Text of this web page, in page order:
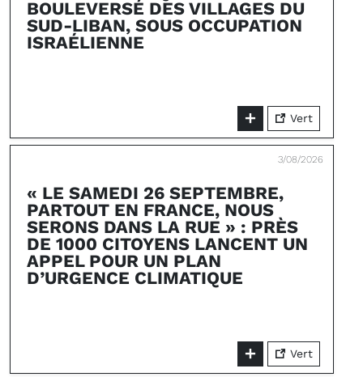
BOULEVERSÉ DES VILLAGES DU
SUD-LIBAN, SOUS OCCUPATION
ISRAÉLIENNE
Vert
3/08/2026
« LE SAMEDI 26 SEPTEMBRE,
PARTOUT EN FRANCE, NOUS
SERONS DANS LA RUE » : PRÈS
DE 1000 CITOYENS LANCENT UN
APPEL POUR UN PLAN
D’URGENCE CLIMATIQUE
Vert